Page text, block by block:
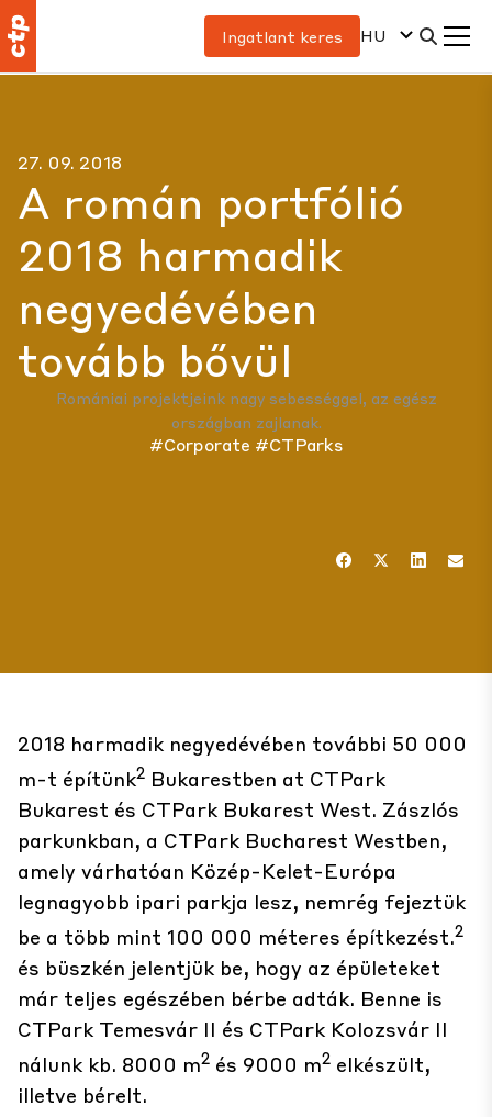
Ingatlant keres HU
27. 09. 2018
A román portfólió
2018 harmadik
negyedévében
tovább bővül
Romániai projektjeink nagy sebességgel, az egész
országban zajlanak.
#Corporate #CTParks
2018 harmadik negyedévében további 50 000
m-t építünk2 Bukarestben at CTPark
Bukarest és CTPark Bukarest West. Zászlós
parkunkban, a CTPark Bucharest Westben,
amely várhatóan Közép-Kelet-Európa
legnagyobb ipari parkja lesz, nemrég fejeztük
be a több mint 100 000 méteres építkezést.2
és büszkén jelentjük be, hogy az épületeket
már teljes egészében bérbe adták. Benne is
CTPark Temesvár II és CTPark Kolozsvár II
nálunk kb. 8000 m2 és 9000 m2 elkészült,
illetve bérelt.